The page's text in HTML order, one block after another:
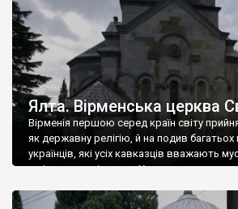
Ялта. Вірменська церква
Вірменія першою серед країн світу
як державну релігію, й на подив багатьох
українців, які усіх кавказців вважають
є відданими вірянами Христа